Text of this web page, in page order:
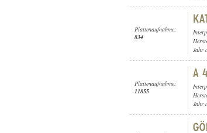
Plattenaufnahme:
834
Jahr
Plattenaufnahme:
11855
Jahr